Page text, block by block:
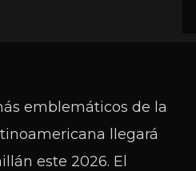
emblemáticos de la
llegará
este 2026. El